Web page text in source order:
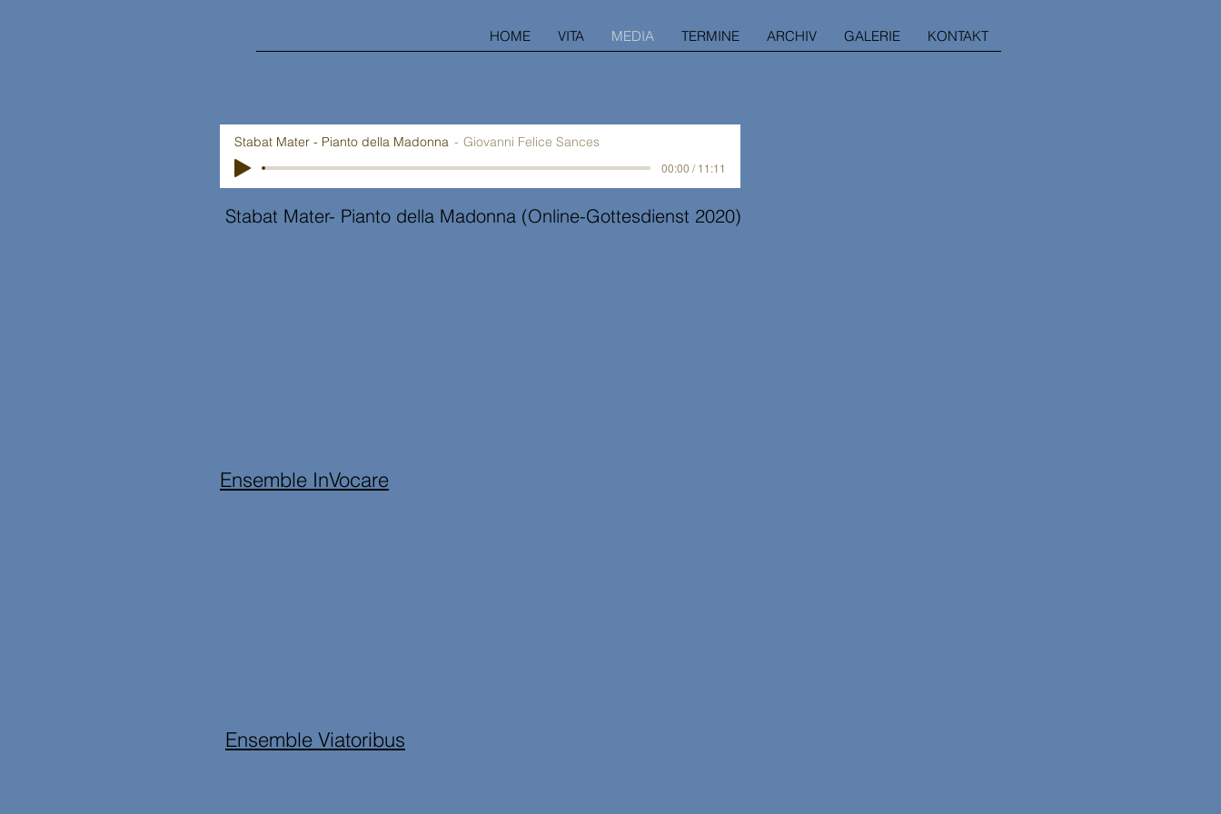
HOME VITA MEDIA TERMINE ARCHIV GALERIE KONTAKT
Stabat Mater - Pianto della Madonna Giovanni Felice Sances
00:00 / 11:11
Stabat Mater- Pianto della Madonna (Online-Gottesdienst 2020)
Ensemble InVocare
Ensemble Viatoribus